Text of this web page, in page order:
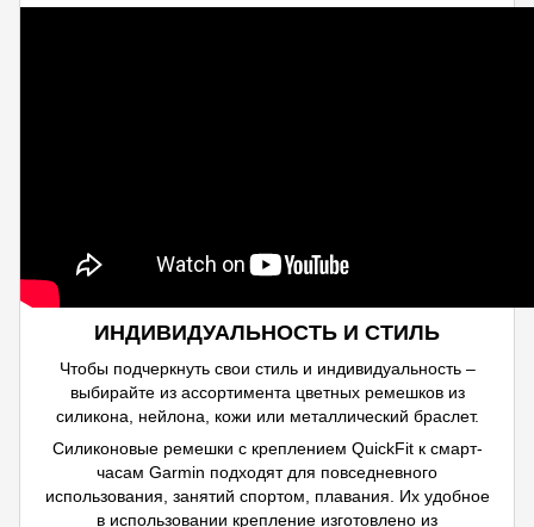
ИНДИВИДУАЛЬНОСТЬ И СТИЛЬ
Чтобы подчеркнуть свои стиль и индивидуальность –
выбирайте из ассортимента цветных ремешков из
силикона, нейлона, кожи или металлический браслет.
Силиконовые ремешки с креплением QuickFit к смарт-
часам Garmin подходят для повседневного
использования, занятий спортом, плавания. Их удобное
в использовании крепление изготовлено из